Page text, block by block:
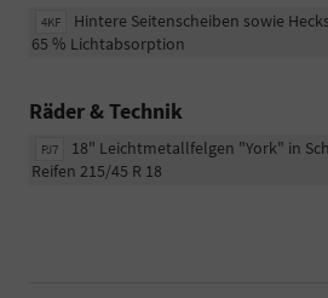
4KF
Hintere Seitenscheiben sowie
65 % Lichtabsorption
Räder & Technik
PJ7
18" Leichtmetallfelgen "York" in
Reifen 215/45 R 18